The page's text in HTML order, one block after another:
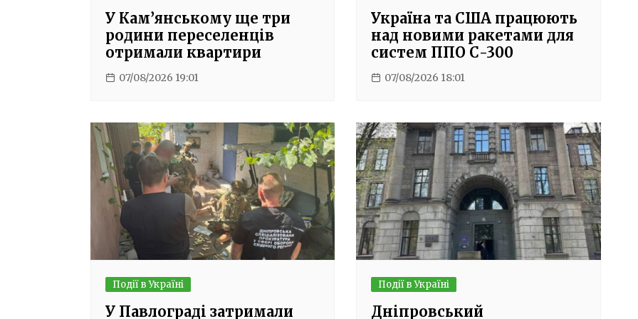
У Кам’янському ще три
родини переселенців
отримали квартири
07/08/2026 19:01
Україна та США працюють
над новими ракетами для
систем ППО С-300
07/08/2026 18:01
Події в Україні
У Павлограді затримали
Події в Україні
Дніпровський